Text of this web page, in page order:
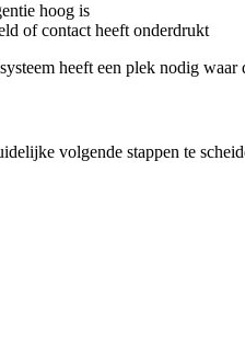
hoog is
of contact heeft onderdrukt
heeft een plek nodig waar
volgende stappen te